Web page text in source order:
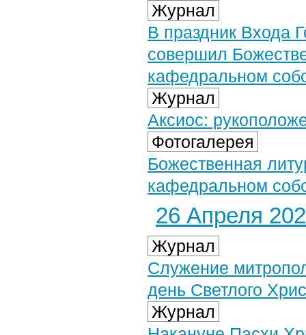
Журнал
В праздник Входа
совершил
кафедральном
Журнал
Аксиос:
Фотогалерея
Божественная
кафедральном
26 Апреля
Журнал
Служение
день Светлого
Журнал